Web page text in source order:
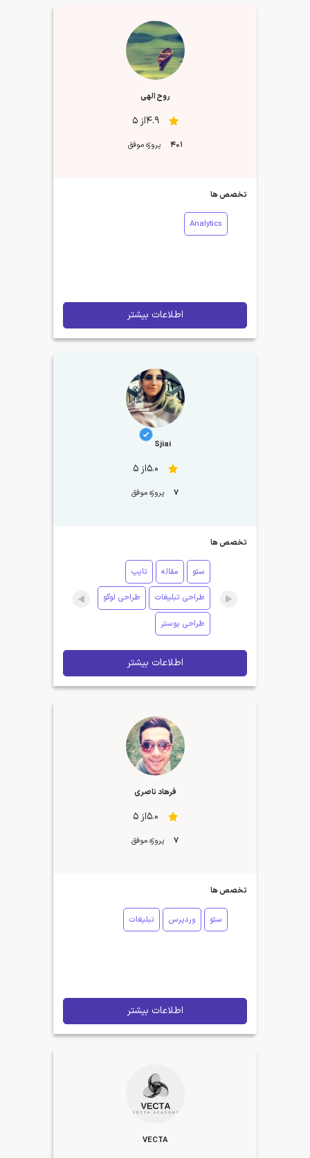
روح الهی
4.9از 5
401 پروژه موفق
تخصص ها
Analytics
اطلاعات بیشتر
Sjiai
5.0از 5
7 پروژه موفق
تخصص ها
سئو مقاله تایپ
طراحی تبلیغات طراحی لوگو
طراحی پوستر
اطلاعات بیشتر
فرهاد ناصری
5.0از 5
7 پروژه موفق
تخصص ها
سئو وردپرس تبلیغات
اطلاعات بیشتر
VECTA